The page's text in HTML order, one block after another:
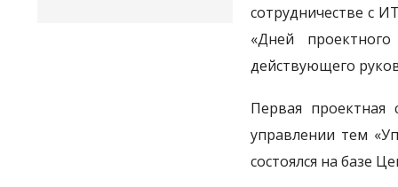
сотрудничестве с
«Дней
действующего
Первая
управлении тем
состоялся на базе